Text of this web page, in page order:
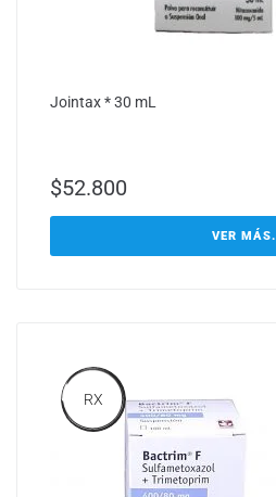
Jointax * 30 mL
$52.800
VER MÁS.
RX